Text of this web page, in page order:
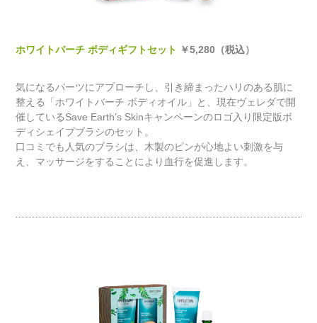
ホワイトバーチ ボディギフトセット ￥5,280（税込）
気になるパーツにアプローチし、引き締まったハリのある肌に
整える「ホワイトバーチ ボディオイル」と、現在ヴェレダで開
催しているSave Earth’s Skinキャンペーンのロゴ入り限定版ボ
ディシェイプブラシのセット。
口コミでも人気のブラシは、木製のピンが心地よい刺激を与
え、マッサージをすることにより血行を促進します。